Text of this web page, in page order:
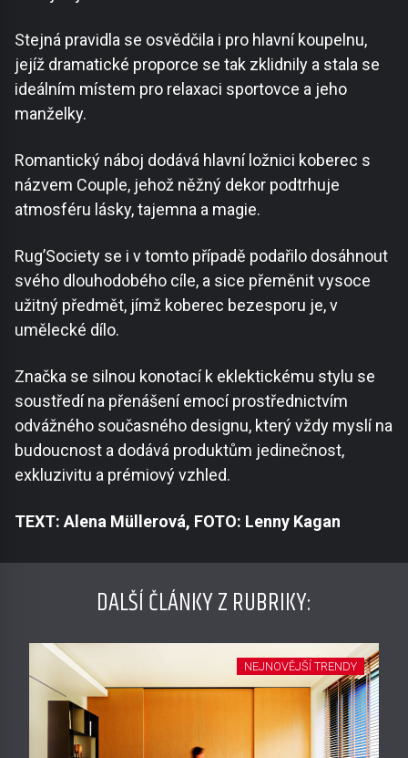
Stejná pravidla se osvědčila i pro hlavní koupelnu,
jejíž dramatické proporce se tak zklidnily a stala se
ideálním místem pro relaxaci sportovce a jeho
manželky.
Romantický náboj dodává hlavní ložnici koberec s
názvem Couple, jehož něžný dekor podtrhuje
atmosféru lásky, tajemna a magie.
Rug’Society se i v tomto případě podařilo dosáhnout
svého dlouhodobého cíle, a sice přeměnit vysoce
užitný předmět, jímž koberec bezesporu je, v
umělecké dílo.
Značka se silnou konotací k eklektickému stylu se
soustředí na přenášení emocí prostřednictvím
odvážného současného designu, který vždy myslí na
budoucnost a dodává produktům jedinečnost,
exkluzivitu a prémiový vzhled.
TEXT: Alena Müllerová, FOTO: Lenny Kagan
DALŠÍ ČLÁNKY Z RUBRIKY:
NEJNOVĚJŠÍ TRENDY